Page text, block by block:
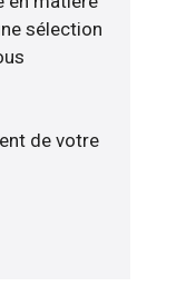
sélection
de votre